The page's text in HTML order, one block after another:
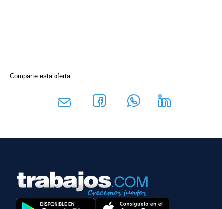
Comparte esta oferta: